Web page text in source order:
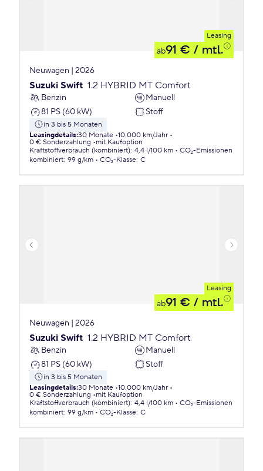
Leasing
ab91 € / mtl.
Neuwagen | 2026
Suzuki Swift 1.2 HYBRID MT Comfort
Benzin
Manuell
81 PS (60 kW)
Stoff
in 3 bis 5 Monaten
Leasingdetails:30 Monate 10.000 km/Jahr
0 € Sonderzahlung
mit Kaufoption
Kraftstoffverbrauch (kombiniert): 4,4 l/100 km
CO₂-Emissionen
kombiniert: 99 g/km CO₂-Klasse: C
Leasing
ab91 € / mtl.
Neuwagen | 2026
Suzuki Swift 1.2 HYBRID MT Comfort
Benzin
Manuell
81 PS (60 kW)
Stoff
in 3 bis 5 Monaten
Leasingdetails:30 Monate 10.000 km/Jahr
0 € Sonderzahlung
mit Kaufoption
Kraftstoffverbrauch (kombiniert): 4,4 l/100 km
CO₂-Emissionen
kombiniert: 99 g/km CO₂-Klasse: C